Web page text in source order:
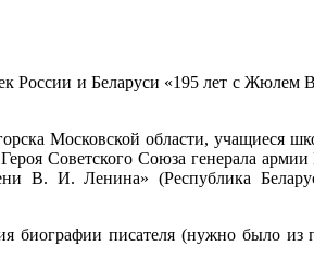
России и Беларуси «195 лет с Жюлем
Московской области, учащиеся
Советского Союза генерала армии
В. И. Ленина» (Республика
биографии писателя (нужно было из